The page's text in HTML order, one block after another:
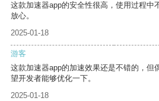
这款加速器app的安全性很高，使用过程中
放心。
2025-01-18
游客
这款加速器app的加速效果还是不错的，但
望开发者能够优化一下。
2025-01-18